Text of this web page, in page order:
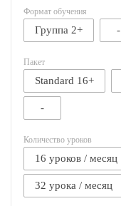
Формат обучения
Группа 2+ -
Пакет
Standard 16+
-
Количество уроков
16 уроков / месяц
32 урока / месяц